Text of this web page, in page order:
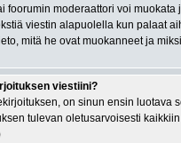
foorumin moderaattori voi
viestin alapuolella kun palaat
mitä he ovat muokanneet ja
viestiini?
on sinun ensin luotava
tulevan oletusarvoisesti